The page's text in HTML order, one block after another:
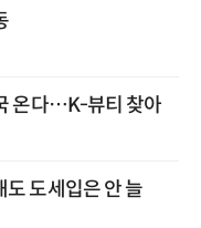
온다…K-뷰티 찾아
도 도세입은 안 늘